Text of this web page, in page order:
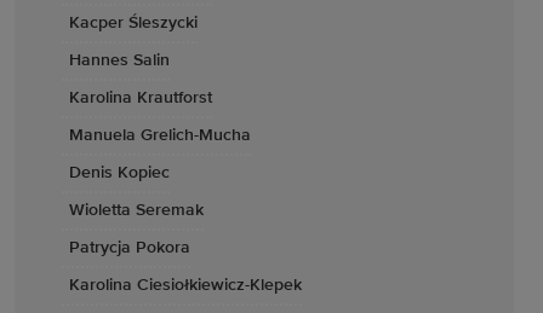
Kacper Śleszycki
Hannes Salin
Karolina Krautforst
Manuela Grelich-Mucha
Denis Kopiec
Wioletta Seremak
Patrycja Pokora
Karolina Ciesiołkiewicz-Klepek